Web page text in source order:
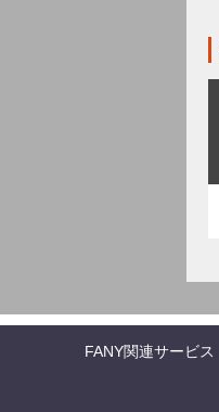
FANY関連サービス